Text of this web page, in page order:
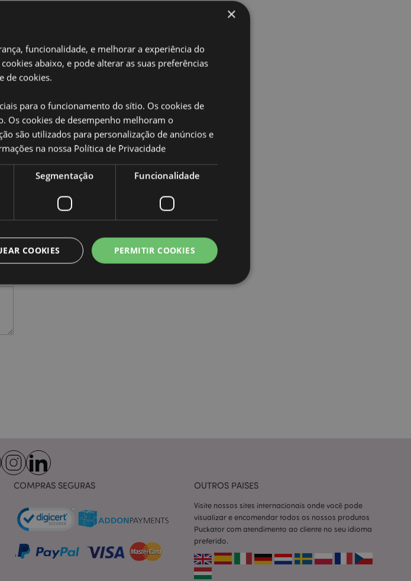
COMPRAS SEGURAS OUTROS PAISES
Visite nossos sites internacionais onde você pode
visualizar e encomendar todos os nossos produtos
Puckator com atendimento ao cliente no seu idioma
preferido.
×
funcionalidade, e melhorar a experiência do
abaixo, e pode alterar as suas preferências
de cookies.
para o funcionamento do sítio. Os cookies de
Os cookies de desempenho melhoram o
são utilizados para personalização de anúncios e
na nossa Política de Privacidade
Segmentação Funcionalidade
PERMITIR COOKIES
COOKIES
centrais do website, tais como login de utilizador e gestão de
1 dia 16
horas
propósito geral usado para manter variáveis de
gerado aleatoriamente, como ele é usado pode ser
específico para o site, mas um bom exemplo é
manter o status de logado de um usuário entre as
páginas.
1 dia
Armazena informações específicas do cliente
relacionadas a ações iniciadas pelo comprador,
como exibir lista de desejos, informações de
Privacidade da Google